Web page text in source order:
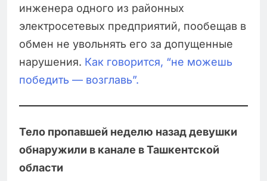
инженера одного из районных
электросетевых предприятий, пообещав в
обмен не увольнять его за допущенные
нарушения. Как говорится, “не можешь
победить — возглавь”.
Тело пропавшей неделю назад девушки
обнаружили в канале в Ташкентской
области